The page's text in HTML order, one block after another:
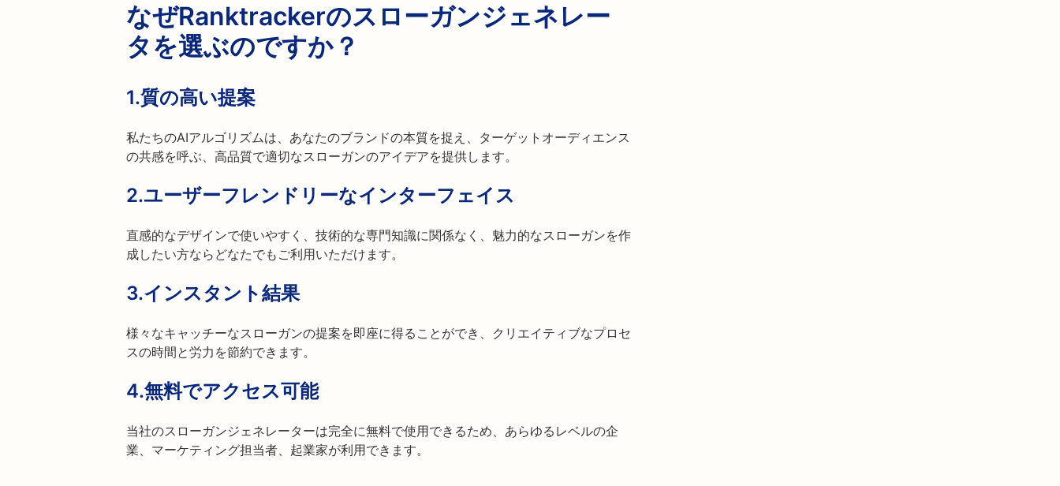
なぜRanktrackerのスローガンジェネレー
タを選ぶのですか？
1.質の高い提案
私たちのAIアルゴリズムは、あなたのブランドの本質を捉え、ターゲットオーディエンス
の共感を呼ぶ、高品質で適切なスローガンのアイデアを提供します。
2.ユーザーフレンドリーなインターフェイス
直感的なデザインで使いやすく、技術的な専門知識に関係なく、魅力的なスローガンを作
成したい方ならどなたでもご利用いただけます。
3.インスタント結果
様々なキャッチーなスローガンの提案を即座に得ることができ、クリエイティブなプロセ
スの時間と労力を節約できます。
4.無料でアクセス可能
当社のスローガンジェネレーターは完全に無料で使用できるため、あらゆるレベルの企
業、マーケティング担当者、起業家が利用できます。